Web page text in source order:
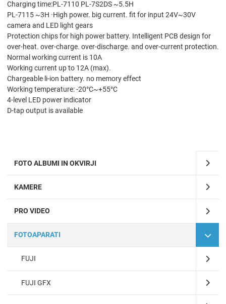
FOTO ALBUMI IN OKVIRJI
KAMERE
PRO VIDEO
FOTOAPARATI
FUJI
FUJI GFX
Charging time:PL-7110 PL-7S2DS ~5.5H
PL-7115 ~3H ·High power. big current. fit for input 24V~30V
camera and LED light gears
Protection chips for high power battery. Intelligent PCB design for
over-heat. over-charge. over-discharge. and over-current protection.
Normal working current is 10A
Working current up to 12A (max).
Chargeable li-ion battery. no memory effect
Working temperature: -20°C~+55°C
4-level LED power indicator
D-tap output is available